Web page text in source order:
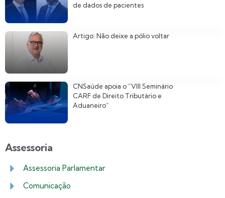
de dados de pacientes
Artigo: Não deixe a pólio voltar
CNSaúde apoia o “VIII Seminário
CARF de Direito Tributário e
Aduaneiro”
Assessoria
Assessoria Parlamentar
Comunicação